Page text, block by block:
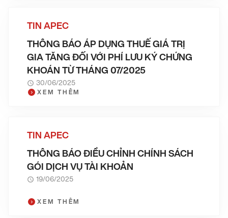
TIN APEC
THÔNG BÁO ÁP DỤNG THUẾ GIÁ TRỊ
GIA TĂNG ĐỐI VỚI PHÍ LƯU KÝ CHỨNG
KHOÁN TỪ THÁNG 07/2025
30/06/2025
XEM THÊM
TIN APEC
THÔNG BÁO ĐIỀU CHỈNH CHÍNH SÁCH
GÓI DỊCH VỤ TÀI KHOẢN
19/06/2025
XEM THÊM